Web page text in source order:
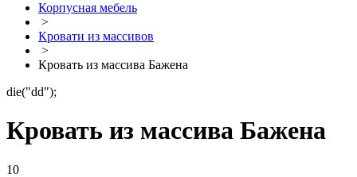
Корпусная мебель
>
Кровати из массивов
>
Кровать из массива Бажена
die("dd");
Кровать из массива Бажена
10